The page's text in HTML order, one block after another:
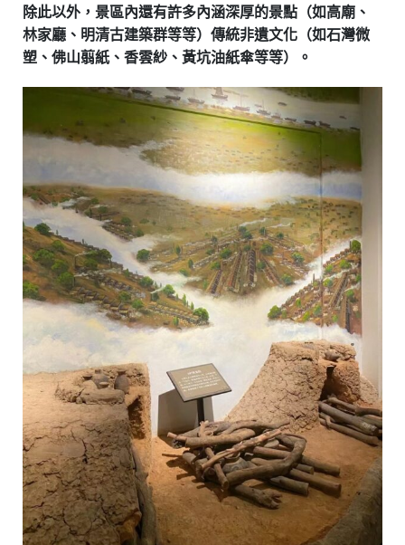
除此以外，景區內還有許多內涵深厚的景點（如高廟、
林家廳、明清古建築群等等）傳統非遺文化（如石灣微
塑、佛山翦紙、香雲紗、黃坑油紙傘等等）。